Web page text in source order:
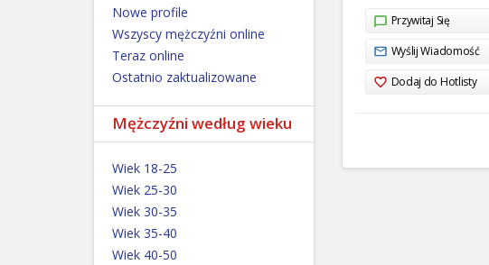
Nowe profile
Wszyscy mężczyźni online
Teraz online
Ostatnio zaktualizowane
Mężczyźni według wieku
Wiek 18-25
Wiek 25-30
Wiek 30-35
Wiek 35-40
Wiek 40-50
Przywitaj Się
Wyślij Wiadomość
Dodaj do Hotlisty